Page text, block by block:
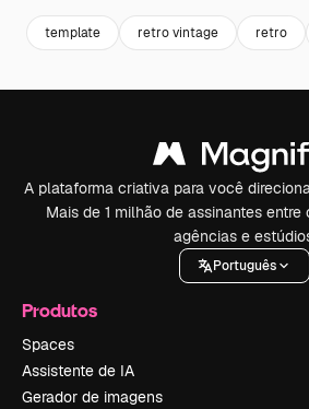
template retro vintage retro
A plataforma criativa para você
Mais de 1 milhão de assinantes entre
agências e
Português
Produtos
Spaces
Assistente de IA
Gerador de imagens